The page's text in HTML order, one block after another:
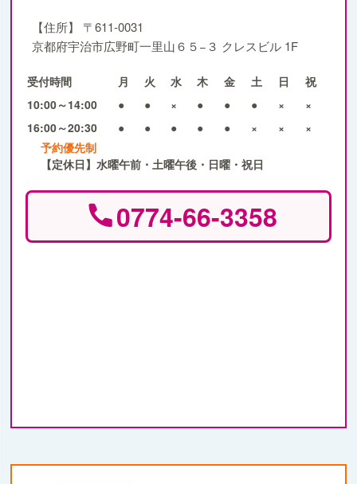
【住所】
〒611-0031
京都府宇治市広野町一里山６５−３ クレスビル 1F
受付時間 月 火 水 木 金 土 日
祝
10:00～14:00
● ● × ● ● ● ×
×
16:00～20:30
● ● ● ● ● × ×
×
予約優先制
【定休日】水曜午前・土曜午後・日曜・祝日
0774-66-3358